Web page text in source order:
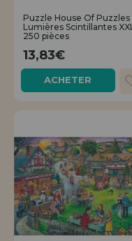
Puzzle House Of Puzzles
Lumières Scintillantes XXL
250 pièces
13,83€
ACHETER